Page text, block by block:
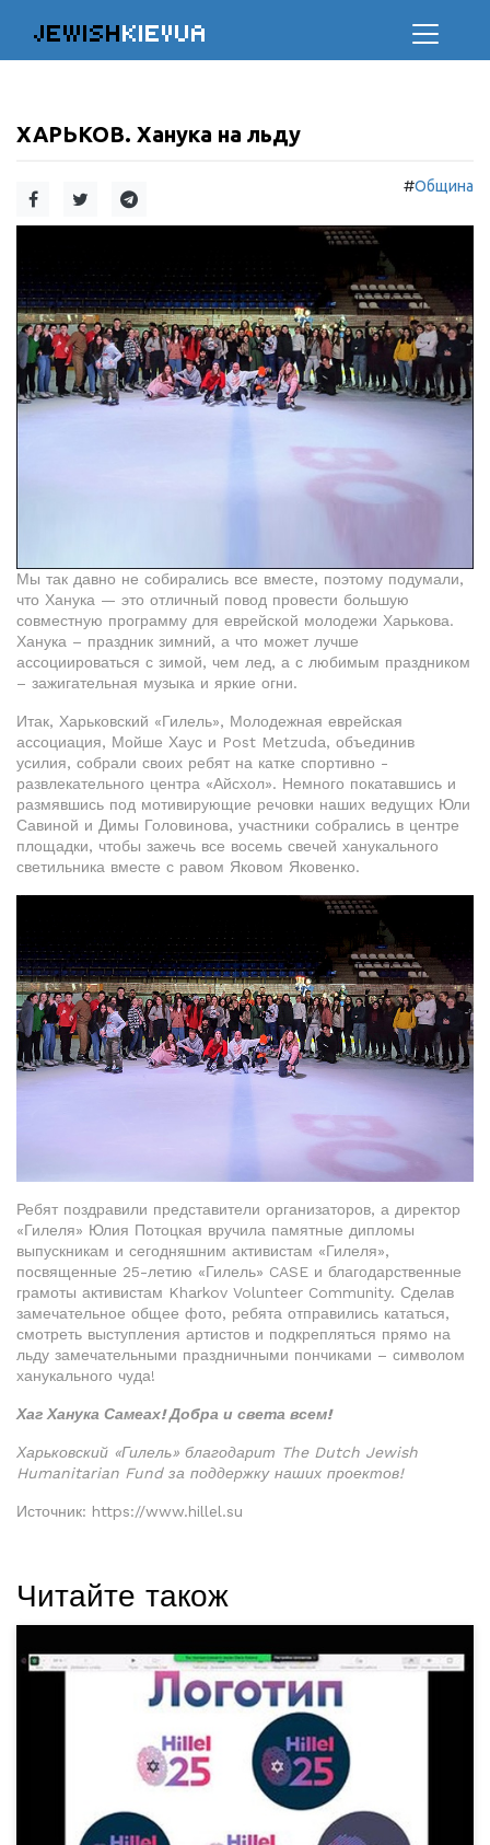
JEWISHKIEVUA
ХАРЬКОВ. Ханука на льду
#Община
Мы так давно не собирались все вместе, поэтому подумали,
что Ханука — это отличный повод провести большую
совместную программу для еврейской молодежи Харькова.
Ханука – праздник зимний, а что может лучше
ассоциироваться с зимой, чем лед, а с любимым праздником
– зажигательная музыка и яркие огни.
Итак, Харьковский «Гилель», Молодежная еврейская
ассоциация, Мойше Хаус и Post Metzuda, объединив
усилия, собрали своих ребят на катке спортивно -
развлекательного центра «Айсхол». Немного покатавшись и
размявшись под мотивирующие речовки наших ведущих Юли
Савиной и Димы Головинова, участники собрались в центре
площадки, чтобы зажечь все восемь свечей ханукального
светильника вместе с равом Яковом Яковенко.
Ребят поздравили представители организаторов, а директор
«Гилеля» Юлия Потоцкая вручила памятные дипломы
выпускникам и сегодняшним активистам «Гилеля»,
посвященные 25-летию «Гилель» CASE и благодарственные
грамоты активистам Kharkov Volunteer Community. Сделав
замечательное общее фото, ребята отправились кататься,
смотреть выступления артистов и подкрепляться прямо на
льду замечательными праздничными пончиками – символом
ханукального чуда!
Хаг Ханука Самеах! Добра и света всем!
Харьковский «Гилель» благодарит The Dutch Jewish
Humanitarian Fund за поддержку наших проектов!
Источник: https://www.hillel.su
Читайте також